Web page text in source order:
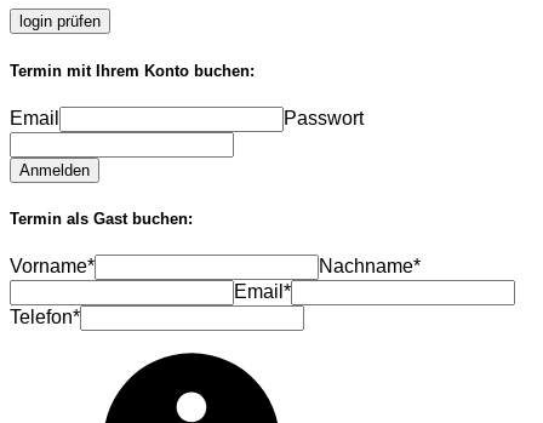
login prüfen
Termin mit Ihrem Konto buchen:
Email Passwort
Anmelden
Termin als Gast buchen:
Vorname*
Nachname*
Email*
Telefon*